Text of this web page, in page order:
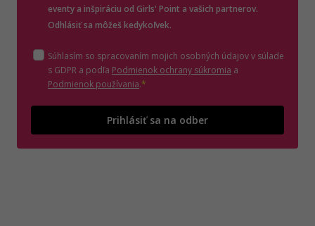
eventy a inšpiráciu od Girls' Point a vašich partnerov.
Odhlásiť sa môžeš kedykoľvek.
Súhlasím so spracovaním mojich osobných údajov v súlade
s GDPR a podľa Podmienok ochrany súkromia (otvorí sa v novom
a
Podmienok používania(otvorí sa v novom okne)
.*
Prihlásiť sa na odber